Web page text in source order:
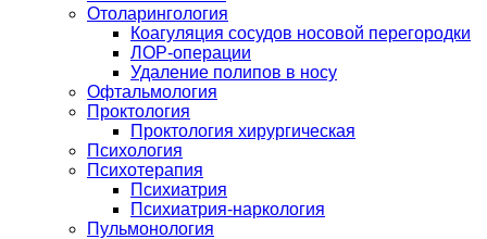
Отоларингология
Коагуляция сосудов носовой перегородки
ЛОР-операции
Удаление полипов в носу
Офтальмология
Проктология
Проктология хирургическая
Психология
Психотерапия
Психиатрия
Психиатрия-наркология
Пульмонология